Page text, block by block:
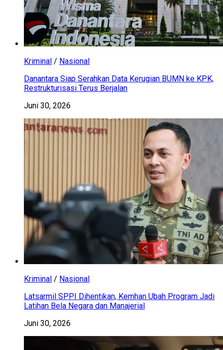
Kriminal / Nasional
Danantara Siap Serahkan Data Kerugian BUMN ke KPK,
Restrukturisasi Terus Berjalan
Juni 30, 2026
Kriminal / Nasional
Latsarmil SPPI Dihentikan, Kemhan Ubah Program Jadi
Latihan Bela Negara dan Manajerial
Juni 30, 2026